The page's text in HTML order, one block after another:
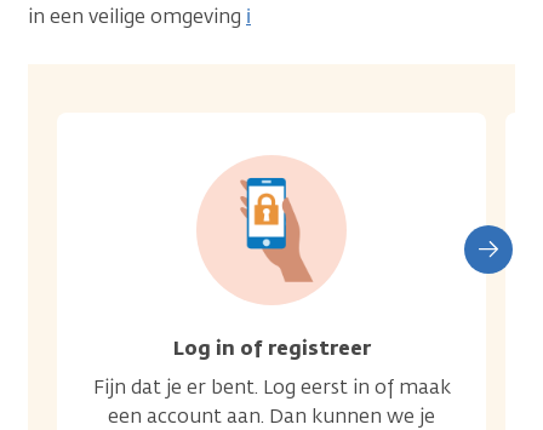
in een veilige omgeving ℹ️
Log in of registreer
Fijn dat je er bent. Log eerst in of maak
een account aan. Dan kunnen we je